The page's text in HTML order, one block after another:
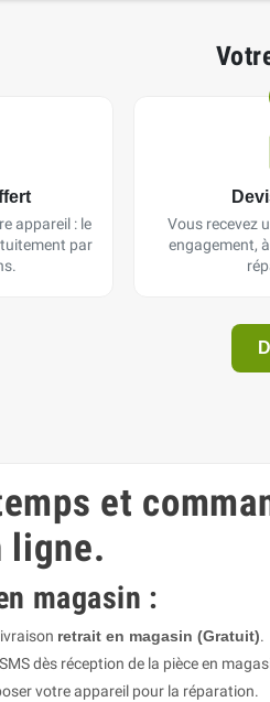
appareil : le
par
Vous recevez
engagement,
et
ligne.
magasin :
retrait en magasin (Gratuit).
dès réception de la pièce en
votre appareil pour la réparation.